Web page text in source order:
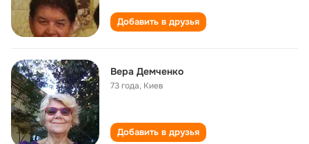
Добавить в друзья
Вера Демченко
73 года, Киев
Добавить в друзья